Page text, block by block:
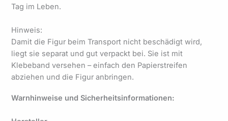
Tag im Leben.
Hinweis:
Damit die Figur beim Transport nicht beschädigt wird,
liegt sie separat und gut verpackt bei. Sie ist mit
Klebeband versehen – einfach den Papierstreifen
abziehen und die Figur anbringen.
Warnhinweise und Sicherheitsinformationen: